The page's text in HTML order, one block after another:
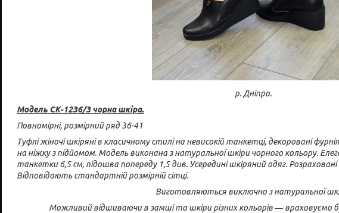
р. Дніпро.
Модель СК-1236/3 чорна шкіра.
Повномірні, розмірний ряд 36-41
Туфлі жіночі шкіряні в класичному стилі на невисокій танкетці, декоровані
на ніжку з підйомом. Модель виконана з натуральної шкіри чорного кольору.
танкетки 6,5 см, підошва попереду 1,5 див. Усередині шкіряний одяг.
Відповідають стандартній розмірній сітці.
Виготовляються виключно з натуральної
Можливий відшиваючи в замші та шкіри різних кольорів ― враховуємо